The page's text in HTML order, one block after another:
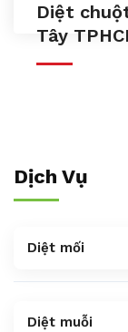
Diệt
Tây
Dịch Vụ
Diệt mối
Diệt muỗi